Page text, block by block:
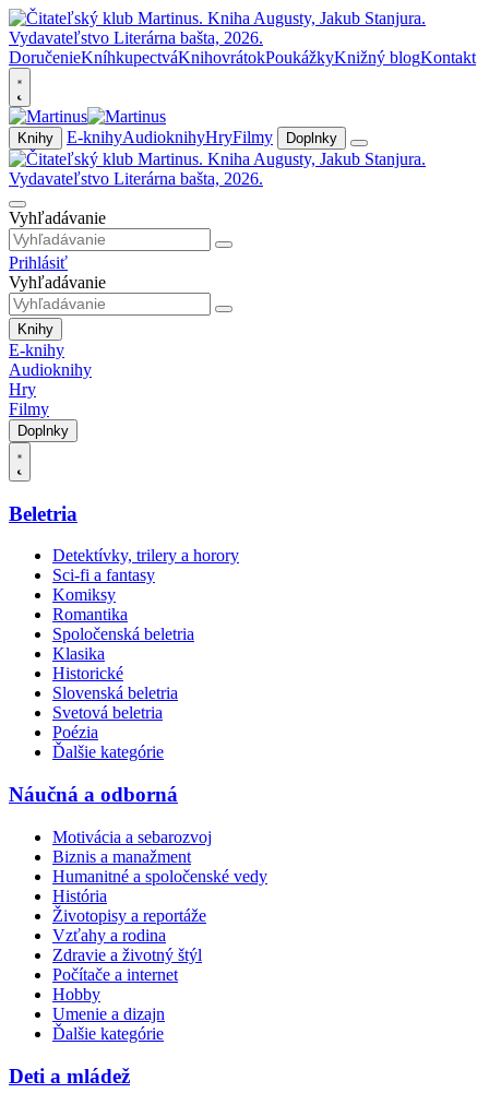
DoručenieKníhkupectváKnihovrátokPoukážkyKnižný blogKontakt
Knihy E-knihyAudioknihyHryFilmy Doplnky
Vyhľadávanie
Prihlásiť
Vyhľadávanie
Knihy
E-knihy
Audioknihy
Hry
Filmy
Doplnky
Beletria
Detektívky, trilery a horory
Sci-fi a fantasy
Komiksy
Romantika
Spoločenská beletria
Klasika
Historické
Slovenská beletria
Svetová beletria
Poézia
Ďalšie kategórie
Náučná a odborná
Motivácia a sebarozvoj
Biznis a manažment
Humanitné a spoločenské vedy
História
Životopisy a reportáže
Vzťahy a rodina
Zdravie a životný štýl
Počítače a internet
Hobby
Umenie a dizajn
Ďalšie kategórie
Deti a mládež